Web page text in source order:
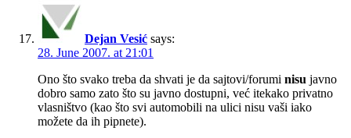
Dejan Vesić says:
28. June 2007. at 21:01
Ono što svako treba da shvati je da sajtovi/forumi nisu javno
dobro samo zato što su javno dostupni, već itekako privatno
vlasništvo (kao što svi automobili na ulici nisu vaši iako
možete da ih pipnete).